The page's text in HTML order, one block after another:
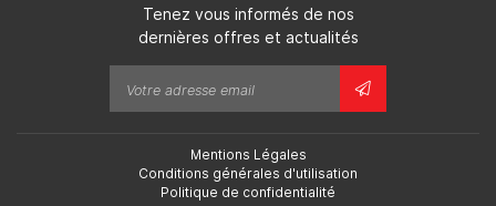
Tenez vous informés de nos
dernières offres et actualités
Mentions Légales
Conditions générales d'utilisation
Politique de confidentialité